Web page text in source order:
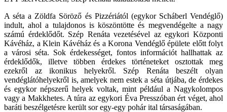
A séta a Zöldfa Söröző és Pizzériától (egykor Scháberl Vendéglő)
indult, ahol a tulajdonos is köszöntötte és megvendégelte a nagy
számú érdeklődőt. Szép Renáta vezetésével az egykori Központi
Kávéház, a Klein Kávéház és a Korona Vendéglő épülete előtt folyt
a városi séta. Sok érdekességet, fontos információt hallhattak az
érdeklődők, illetve többen érdekes történeteket osztottak meg
ezekről az ikonikus helyekről. Szép Renáta beszélt olyan
vendéglátóhelyekről is, amelyek nem estek a séta útjába, de érdekes
és egykor népszerű helyek voltak, mint például a Nagykolompos
vagy a Makkhetes. A túra az egykori Éva Presszóban ért véget, ahol
baráti beszélgetésre került sor egy-egy pohár ital társaságában.